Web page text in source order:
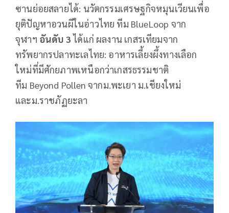
ซานย่อยสลายได้: นวัตกรรมเศรษฐกิจหมุนเวียนเพื่อ
ยุติปัญหาอวนผีในอ่าวไทย ทีม BlueLoop จาก
จุฬาฯ อันดับ 3ได้แก่ ผลงาน เกสรเทียมจาก
ทรัพยากรปลาทะเลไทย: อาหารเลี้ยงผึ้งทางเลือก
ใหม่ที่มีศักยภาพเหนือกว่าเกสรธรรมชาติ
ทีม Beyond Pollen จากม.พะเยา ม.เชียงใหม่
และม.ราชภัฏยะลา